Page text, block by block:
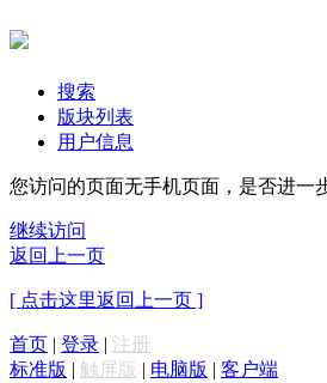
搜索
版块列表
用户信息
您访问的页面无手机页面，是否进一
继续访问
返回上一页
[ 点击这里返回上一页 ]
首页 | 登录 | 注册
标准版 | 触屏版 | 电脑版 | 客户端